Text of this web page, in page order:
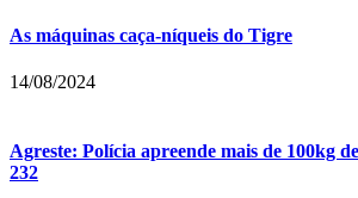
As máquinas caça-níqueis do Tigre
14/08/2024
Agreste: Polícia apreende mais de 100kg
232